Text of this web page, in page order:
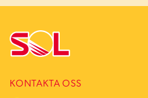
KONTAKTA OSS